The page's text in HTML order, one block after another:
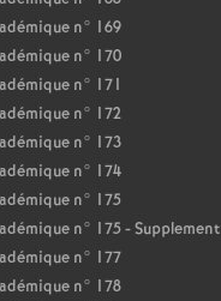
n° 169
n° 170
n° 171
n° 172
n° 173
n° 174
n° 175
n° 175 - Supplement
n° 177
n° 178